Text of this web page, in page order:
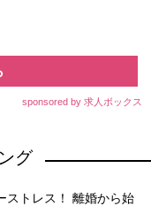
sponsored by 求人ボックス
グ
ストレス！ 離婚から始